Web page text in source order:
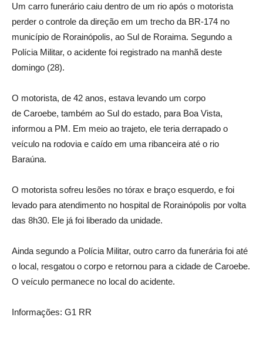
Um carro funerário caiu dentro de um rio após o motorista
perder o controle da direção em um trecho da BR-174 no
município de Rorainópolis, ao Sul de Roraima. Segundo a
Polícia Militar, o acidente foi registrado na manhã deste
domingo (28).
O motorista, de 42 anos, estava levando um corpo
de Caroebe, também ao Sul do estado, para Boa Vista,
informou a PM. Em meio ao trajeto, ele teria derrapado o
veículo na rodovia e caído em uma ribanceira até o rio
Baraúna.
O motorista sofreu lesões no tórax e braço esquerdo, e foi
levado para atendimento no hospital de Rorainópolis por volta
das 8h30. Ele já foi liberado da unidade.
Ainda segundo a Polícia Militar, outro carro da funerária foi até
o local, resgatou o corpo e retornou para a cidade de Caroebe.
O veículo permanece no local do acidente.
Informações: G1 RR